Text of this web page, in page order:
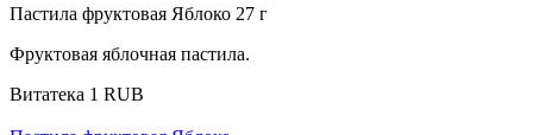
Пастила фруктовая Яблоко 27 г
Фруктовая яблочная пастила.
Витатека 1 RUB